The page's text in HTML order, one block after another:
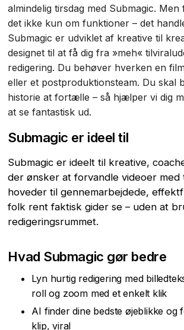
almindelig tirsdag med Submagic.
det ikke kun om funktioner – det
Submagic er udviklet af kreative til
designet til at få dig fra »meh«
redigering. Du behøver hverken en
eller et postproduktionsteam. Du skal
historie at fortælle – så hjælper vi dig
at se fantastisk ud.
Submagic er ideel til
Submagic er ideelt til kreative,
der ønsker at forvandle videoer med
hoveder til gennemarbejdede,
folk rent faktisk gider se – uden at
redigeringsrummet.
Hvad Submagic gør bedre
Lyn hurtig redigering med
roll og zoom med et enkelt klik
AI finder dine bedste øjeblikke og
klip, viral